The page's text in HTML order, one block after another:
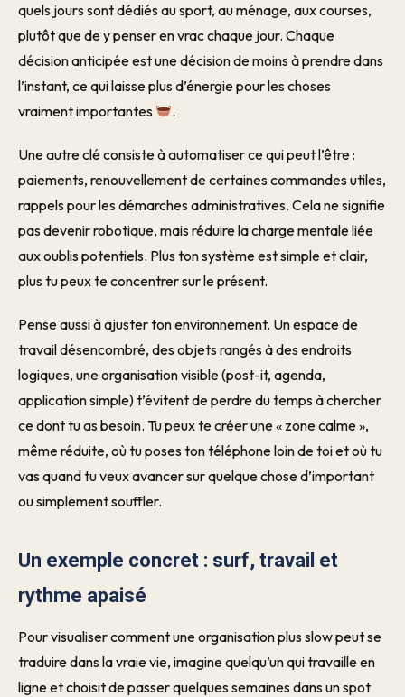
quels jours sont dédiés au sport, au ménage, aux courses,
plutôt que de y penser en vrac chaque jour. Chaque
décision anticipée est une décision de moins à prendre dans
l’instant, ce qui laisse plus d’énergie pour les choses
vraiment importantes
.
Une autre clé consiste à automatiser ce qui peut l’être :
paiements, renouvellement de certaines commandes utiles,
rappels pour les démarches administratives. Cela ne signifie
pas devenir robotique, mais réduire la charge mentale liée
aux oublis potentiels. Plus ton système est simple et clair,
plus tu peux te concentrer sur le présent.
Pense aussi à ajuster ton environnement. Un espace de
travail désencombré, des objets rangés à des endroits
logiques, une organisation visible (post-it, agenda,
application simple) t’évitent de perdre du temps à chercher
ce dont tu as besoin. Tu peux te créer une « zone calme »,
même réduite, où tu poses ton téléphone loin de toi et où tu
vas quand tu veux avancer sur quelque chose d’important
ou simplement souffler.
Un exemple concret : surf, travail et
rythme apaisé
Pour visualiser comment une organisation plus slow peut se
traduire dans la vraie vie, imagine quelqu’un qui travaille en
ligne et choisit de passer quelques semaines dans un spot